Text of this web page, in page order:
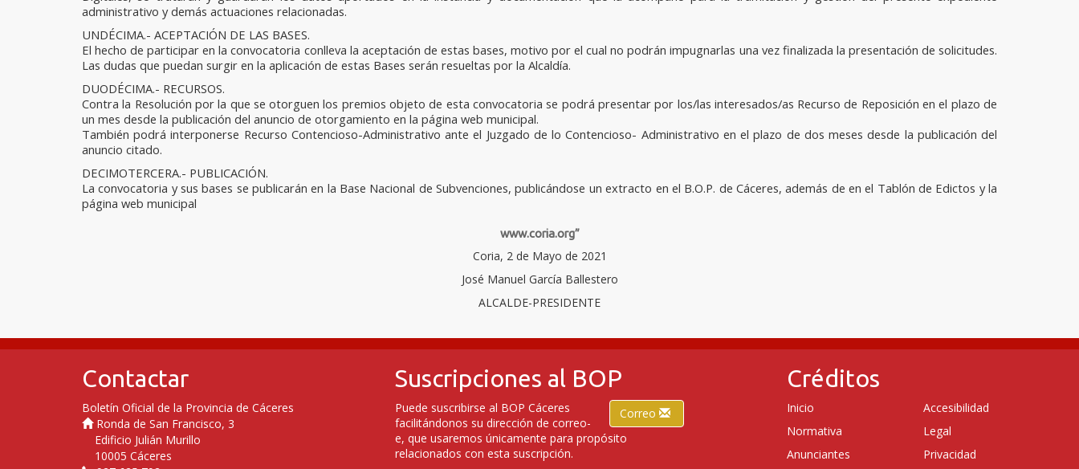
administrativo y demás actuaciones relacionadas.
UNDÉCIMA.- ACEPTACIÓN DE LAS BASES.
El hecho de participar en la convocatoria conlleva la aceptación de estas bases, motivo por el cual no podrán impugnarlas una vez finalizada la presentación de solicitudes.
Las dudas que puedan surgir en la aplicación de estas Bases serán resueltas por la Alcaldía.
DUODÉCIMA.- RECURSOS.
Contra la Resolución por la que se otorguen los premios objeto de esta convocatoria se podrá presentar por los/las interesados/as Recurso de Reposición en el plazo de
un mes desde la publicación del anuncio de otorgamiento en la página web municipal.
También podrá interponerse Recurso Contencioso-Administrativo ante el Juzgado de lo Contencioso- Administrativo en el plazo de dos meses desde la publicación del
anuncio citado.
DECIMOTERCERA.- PUBLICACIÓN.
La convocatoria y sus bases se publicarán en la Base Nacional de Subvenciones, publicándose un extracto en el B.O.P. de Cáceres, además de en el Tablón de Edictos y la
página web municipal
www.coria.org”
Coria, 2 de Mayo de 2021
José Manuel García Ballestero
ALCALDE-PRESIDENTE
Contactar
Boletín Oficial de la Provincia de Cáceres
Ronda de San Francisco, 3
Edificio Julián Murillo
10005 Cáceres
Suscripciones al BOP
Correo
Puede suscribirse al BOP Cáceres
facilitándonos su dirección de correo-
e, que usaremos únicamente para propósito
relacionados con esta suscripción.
Créditos
Inicio
Normativa
Anunciantes
Accesibilidad
Legal
Privacidad